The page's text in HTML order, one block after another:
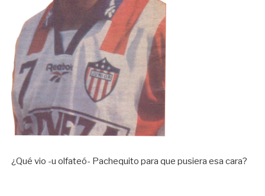
¿Qué vio -u olfateó- Pachequito para que pusiera esa cara?